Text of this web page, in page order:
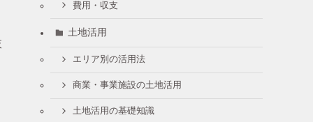
費用・収支
土地活用
エリア別の活用法
商業・事業施設の土地活用
土地活用の基礎知識